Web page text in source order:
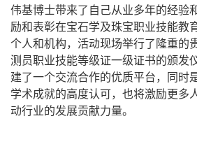
伟基博士带来了自己从业多年的经验
励和表彰在宝石学及珠宝职业技能教
个人和机构，活动现场举行了隆重的
测员职业技能等级证一级证书的颁发
建了一个交流合作的优质平台， 同时
学术成就的高度认可，也将激励更多
动行业的发展贡献力量。